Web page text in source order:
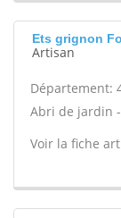
Ets grignon
Artisan
Département:
Abri de jardin -
Voir la fiche